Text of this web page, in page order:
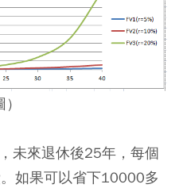
未來退休後25年，每個
如果可以省下10000多